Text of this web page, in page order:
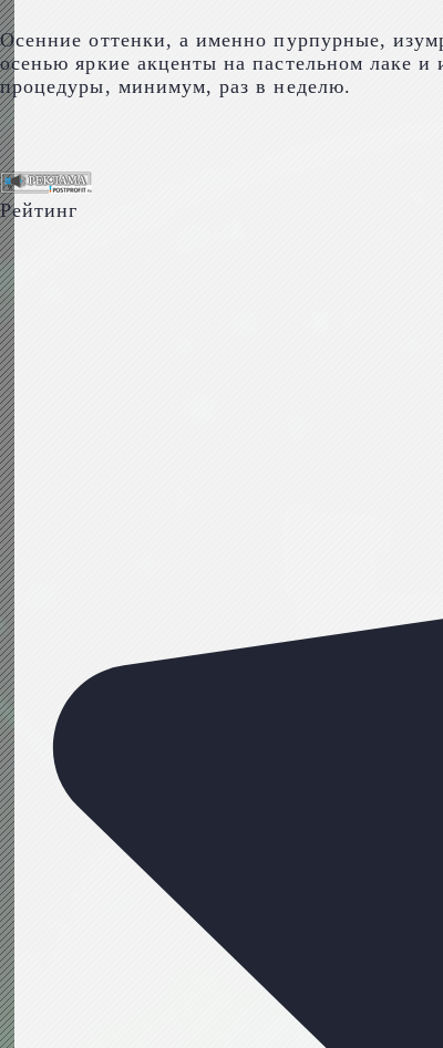
Осенние оттенки, а именно пурпурные,
осенью яркие акценты на пастельном лаке
процедуры, минимум, раз в неделю.
Рейтинг